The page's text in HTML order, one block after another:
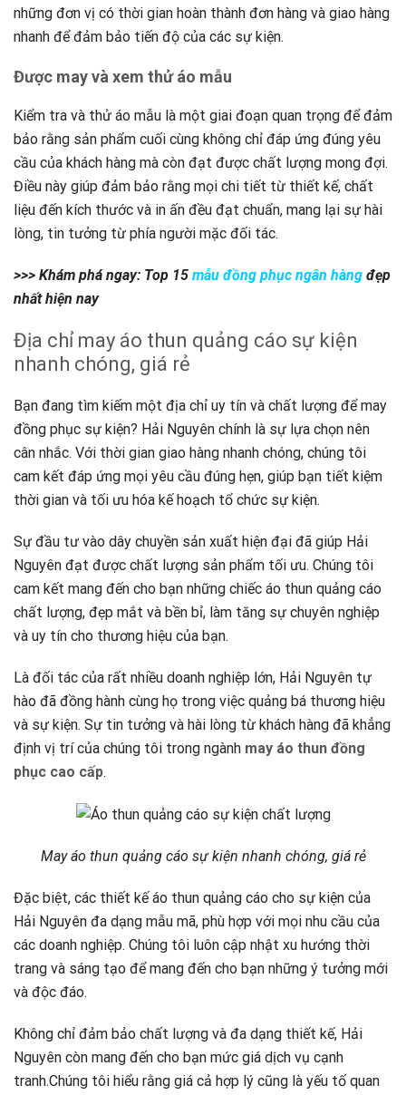
những đơn vị có thời gian hoàn thành đơn hàng và giao hàng
nhanh để đảm bảo tiến độ của các sự kiện.
Được may và xem thử áo mẫu
Kiểm tra và thử áo mẫu là một giai đoạn quan trọng để đảm
bảo rằng sản phẩm cuối cùng không chỉ đáp ứng đúng yêu
cầu của khách hàng mà còn đạt được chất lượng mong đợi.
Điều này giúp đảm bảo rằng mọi chi tiết từ thiết kế, chất
liệu đến kích thước và in ấn đều đạt chuẩn, mang lại sự hài
lòng, tin tưởng từ phía người mặc đối tác.
>>> Khám phá ngay: Top 15 mẫu đồng phục ngân hàng đẹp
nhất hiện nay
Địa chỉ may áo thun quảng cáo sự kiện
nhanh chóng, giá rẻ
Bạn đang tìm kiếm một địa chỉ uy tín và chất lượng để may
đồng phục sự kiện? Hải Nguyên chính là sự lựa chọn nên
cân nhắc. Với thời gian giao hàng nhanh chóng, chúng tôi
cam kết đáp ứng mọi yêu cầu đúng hẹn, giúp bạn tiết kiệm
thời gian và tối ưu hóa kế hoạch tổ chức sự kiện.
Sự đầu tư vào dây chuyền sản xuất hiện đại đã giúp Hải
Nguyên đạt được chất lượng sản phẩm tối ưu. Chúng tôi
cam kết mang đến cho bạn những chiếc áo thun quảng cáo
chất lượng, đẹp mắt và bền bỉ, làm tăng sự chuyên nghiệp
và uy tín cho thương hiệu của bạn.
Là đối tác của rất nhiều doanh nghiệp lớn, Hải Nguyên tự
hào đã đồng hành cùng họ trong việc quảng bá thương hiệu
và sự kiện. Sự tin tưởng và hài lòng từ khách hàng đã khẳng
định vị trí của chúng tôi trong ngành may áo thun đồng
phục cao cấp.
May áo thun quảng cáo sự kiện nhanh chóng, giá rẻ
Đặc biệt, các thiết kế áo thun quảng cáo cho sự kiện của
Hải Nguyên đa dạng mẫu mã, phù hợp với mọi nhu cầu của
các doanh nghiệp. Chúng tôi luôn cập nhật xu hướng thời
trang và sáng tạo để mang đến cho bạn những ý tưởng mới
và độc đáo.
Không chỉ đảm bảo chất lượng và đa dạng thiết kế, Hải
Nguyên còn mang đến cho bạn mức giá dịch vụ cạnh
tranh.Chúng tôi hiểu rằng giá cả hợp lý cũng là yếu tố quan